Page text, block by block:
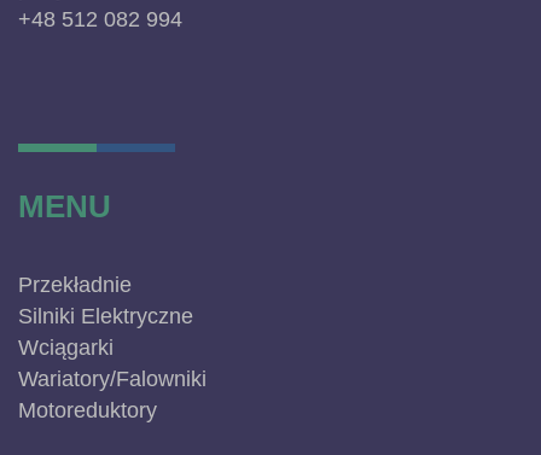
+48 512 082 994
MENU
Przekładnie
Silniki Elektryczne
Wciągarki
Wariatory/Falowniki
Motoreduktory